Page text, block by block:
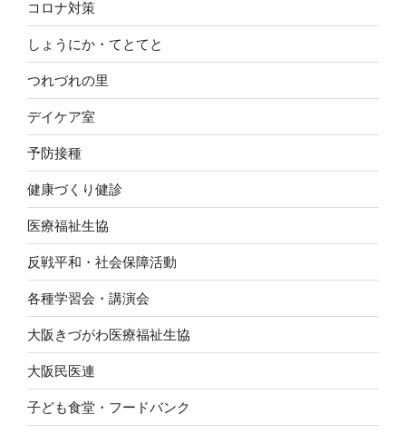
コロナ対策
しょうにか・てとてと
つれづれの里
デイケア室
予防接種
健康づくり健診
医療福祉生協
反戦平和・社会保障活動
各種学習会・講演会
大阪きづがわ医療福祉生協
大阪民医連
子ども食堂・フードバンク